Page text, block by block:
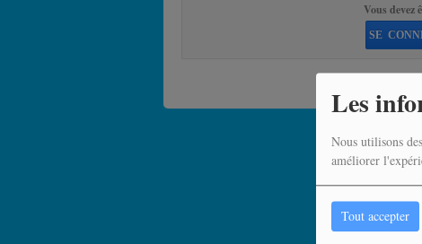
Les
Nous utilisons
améliorer
Tout accepter
Vous devez
SE